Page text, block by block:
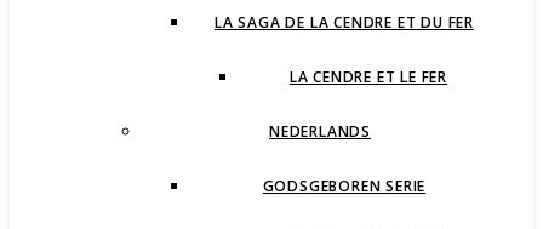
LA SAGA DE LA CENDRE ET DU FER
LA CENDRE ET LE FER
NEDERLANDS
GODSGEBOREN SERIE